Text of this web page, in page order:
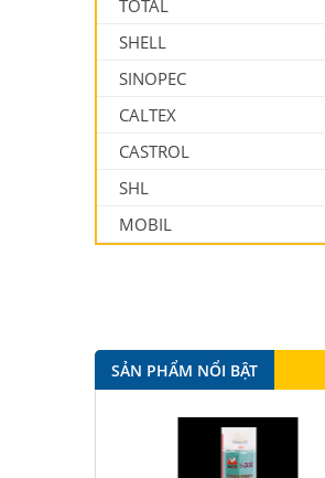
TOTAL
SHELL
SINOPEC
CALTEX
CASTROL
SHL
MOBIL
SẢN PHẨM NỔI BẬT